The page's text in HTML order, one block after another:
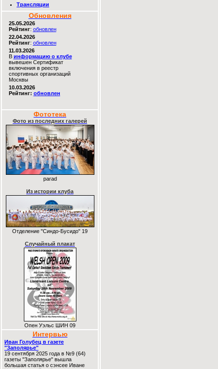
Трансляции
Обновления
25.05.2026
Рейтинг: обновлен
22.04.2026
Рейтинг: обновлен
11.03.2026
В информацию о клубе
вывешен Сертификат
включения в реестр
спортивных организаций
Москвы
10.03.2026
Рейтинг: обновлен
Фототека
Фото из последних галерей
parad
Из истории клуба
Отделение "Синдо-Бусидо" 19
Случайный плакат
Опен Уэльс ШИН 09
Интервью
Иван Голубец в газете
"Заполярье"
19 сентября 2025 года в №9 (64)
газеты "Заполярье" вышла
большая статья о сэнсее Иване